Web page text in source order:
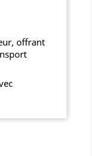
offrant